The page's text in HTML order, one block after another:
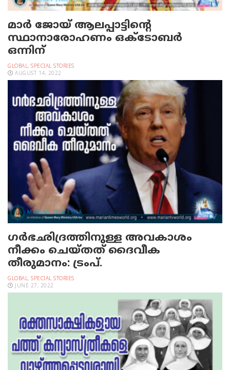
മാർ ജോയ് ആലപ്പാട്ടിന്റെ
സ്ഥാനാരോഹണം ഒക്ടോബർ
ഒന്നിന്
GLOBAL, SPECIAL STORIES
AUGUST 14, 2022
ഗര്‍ഭഛിദ്രത്തിനുള്ള അവകാശം
നീക്കം ചെയ്തത് ദൈവീക
തീരുമാനം: ട്രംപ്.
GLOBAL, SPECIAL STORIES
JUNE 27, 2022